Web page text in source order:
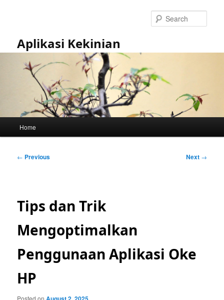
Aplikasi Kekinian
Home
Post
← Previous Next →
Tips dan Trik
Mengoptimalkan
Penggunaan Aplikasi Oke
HP
Posted on